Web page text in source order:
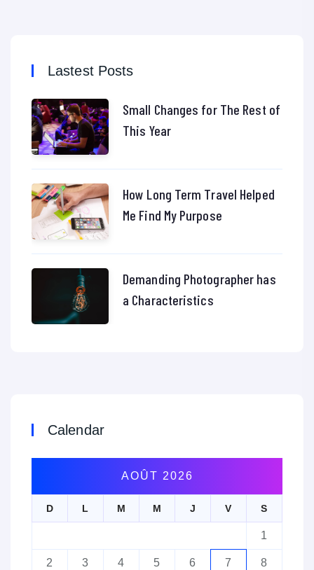
Lastest Posts
Small Changes for The Rest of
This Year
How Long Term Travel Helped
Me Find My Purpose
Demanding Photographer has
a Characteristics
Calendar
AOÛT 2026
D L M M J V S
1
2 3 4 5 6 7 8